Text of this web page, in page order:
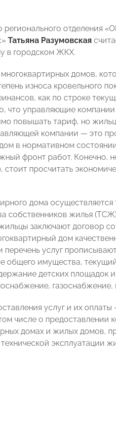
регионального отделения
Татьяна Разумовская
в городском ЖКХ.
домов,
износа кровельного
как по строке
что управляющие
повышать тариф, но
компании — это
в нормативном
фронт работ. Конечно,
просчитать
дома
собственников жилья
заключают договор
дом
услуг
имущества,
детских площадок
услуг и их
числе о предоставлении
домах и жилых домов,
эксплуатации